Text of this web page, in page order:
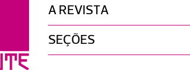
A REVISTA
SEÇÕES